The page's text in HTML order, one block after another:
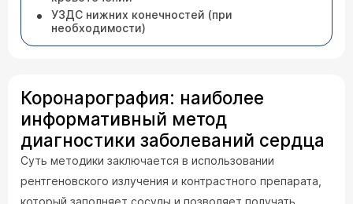
УЗДС нижних конечностей (при
необходимости)
Коронарография: наиболее
информативный метод
диагностики заболеваний сердца
Суть методики заключается в использовании
рентгеновского излучения и контрастного препарата,
который заполняет сосуды и позволяет получать